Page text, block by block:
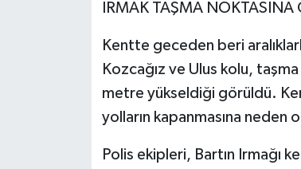
IRMAK TAŞMA NOKTASINA
Kentte geceden beri
Kozcağız ve Ulus kolu,
metre yükseldiği görüldü.
yolların kapanmasına neden
Polis ekipleri, Bartın Irmağı